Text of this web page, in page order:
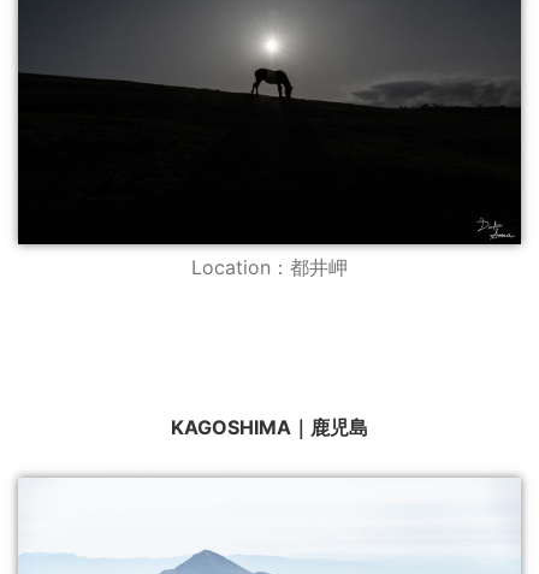
Location：都井岬
KAGOSHIMA｜鹿児島